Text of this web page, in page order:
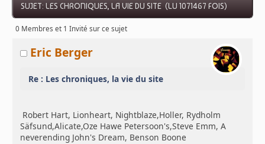
SUJET: LES CHRONIQUES, LA VIE DU SITE (LU 1071467 FOIS)
0 Membres et 1 Invité sur ce sujet
Eric Berger
Re : Les chroniques, la vie du site
Robert Hart, Lionheart, Nightblaze,Holler, Rydholm
Säfsund,Alicate,Oze Hawe Petersoon's,Steve Emm, A
neverending John's Dream, Benson Boone